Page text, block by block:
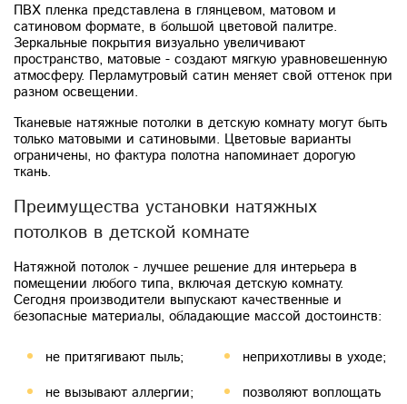
ПВХ пленка представлена в глянцевом, матовом и
сатиновом формате, в большой цветовой палитре.
Зеркальные покрытия визуально увеличивают
пространство, матовые - создают мягкую уравновешенную
атмосферу. Перламутровый сатин меняет свой оттенок при
разном освещении.
Тканевые натяжные потолки в детскую комнату могут быть
только матовыми и сатиновыми. Цветовые варианты
ограничены, но фактура полотна напоминает дорогую
ткань.
Преимущества установки натяжных
потолков в детской комнате
Натяжной потолок - лучшее решение для интерьера в
помещении любого типа, включая детскую комнату.
Сегодня производители выпускают качественные и
безопасные материалы, обладающие массой достоинств:
не притягивают пыль;
не вызывают аллергии;
неприхотливы в уходе;
позволяют воплощать